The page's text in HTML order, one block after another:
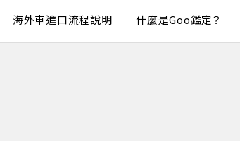
海外車進口流程說明 什麼是Goo鑑定？